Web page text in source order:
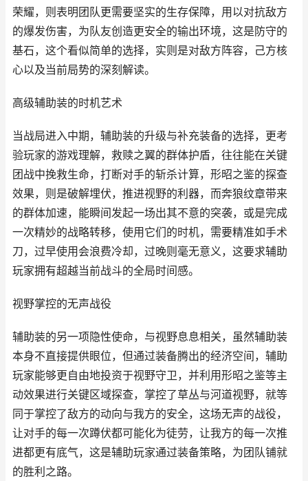
荣耀，则表明团队更需要坚实的生存保障，用以对抗敌方
的爆发伤害，为队友创造更安全的输出环境，这是防守的
基石，这个看似简单的选择，实则是对敌方阵容，己方核
心以及当前局势的深刻解读。
高级辅助装的时机艺术
当战局进入中期，辅助装的升级与补充装备的选择，更考
验玩家的游戏理解，救赎之翼的群体护盾，往往能在关键
团战中挽救生命，打断对手的斩杀计算，形昭之鉴的探查
效果，则是破解埋伏，推进视野的利器，而奔狼纹章带来
的群体加速，能瞬间发起一场出其不意的突袭，或是完成
一次精妙的战略转移，使用它们的时机，需要精准如手术
刀，过早使用会浪费冷却，过晚则毫无意义，这要求辅助
玩家拥有超越当前战斗的全局时间感。
视野掌控的无声战役
辅助装的另一项隐性使命，与视野息息相关，虽然辅助装
本身不直接提供眼位，但通过装备腾出的经济空间，辅助
玩家能够更自由地投资于视野守卫，并利用形昭之鉴等主
动效果进行关键区域探查，掌控了草丛与河道视野，就等
同于掌控了敌方的动向与我方的安全，这场无声的战役，
让对手的每一次蹲伏都可能化为徒劳，让我方的每一次推
进都更有底气，这是辅助玩家通过装备策略，为团队铺就
的胜利之路。